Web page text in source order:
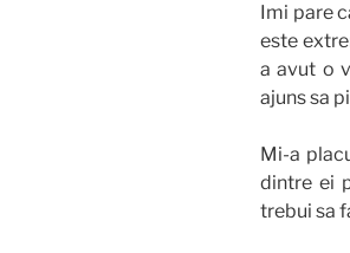
Imi pare
este
a avut o
ajuns sa
Mi-a
dintre ei
trebui sa